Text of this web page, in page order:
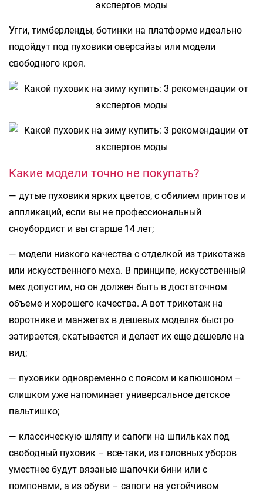
Угги, тимберленды, ботинки на платформе идеально
подойдут под пуховики оверсайзы или модели
свободного кроя.
Какие модели точно не покупать?
— дутые пуховики ярких цветов, с обилием принтов и
аппликаций, если вы не профессиональный
сноубордист и вы старше 14 лет;
— модели низкого качества с отделкой из трикотажа
или искусственного меха. В принципе, искусственный
мех допустим, но он должен быть в достаточном
объеме и хорошего качества. А вот трикотаж на
воротнике и манжетах в дешевых моделях быстро
затирается, скатывается и делает их еще дешевле на
вид;
— пуховики одновременно с поясом и капюшоном –
слишком уже напоминает универсальное детское
пальтишко;
— классическую шляпу и сапоги на шпильках под
свободный пуховик – все-таки, из головных уборов
уместнее будут вязаные шапочки бини или с
помпонами, а из обуви – сапоги на устойчивом